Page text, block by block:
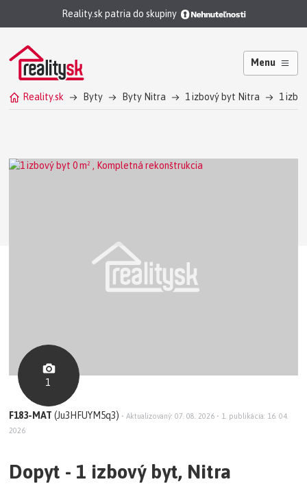
Reality.sk patria do skupiny
Menu
Reality.sk Byty Byty Nitra 1 izbový byt Nitra 1
1
F183-MAT (Ju3HFUYM5q3) • Aktualizovaný: 07. 08. 2026 • 1. publikácia: 16. 04.
2026
Dopyt - 1 izbový byt, Nitra